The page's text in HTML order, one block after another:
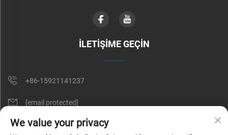
İLETIŞIME GEÇIN
+86-15921141237
[email protected]
RM 602, NO. 1509, CAOAN YOLU, ŞANGAY, ÇİN
We value your privacy